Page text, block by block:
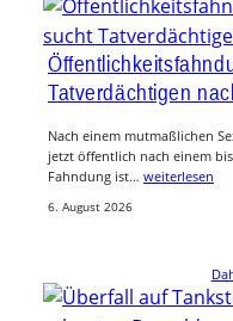
Tatverdächtigen
Nach einem mutmaßlichen
jetzt öffentlich nach einem
Fahndung ist… weiterlesen
6. August 2026